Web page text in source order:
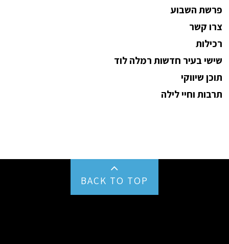
פרשת השבוע
צרו קשר
רכילות
שישי בעיר חדשות רמלה לוד
תוכן שיווקי
תרבות וחיי לילה
BACK TO TOP